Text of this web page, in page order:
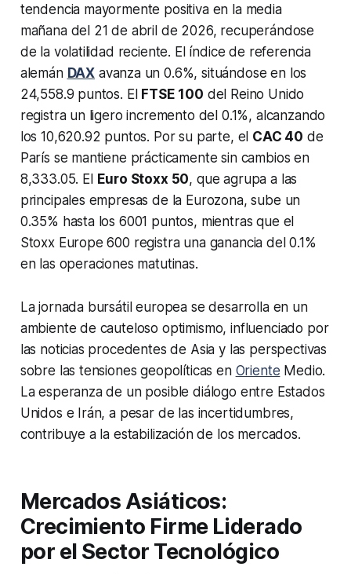
tendencia mayormente positiva en la media
mañana del 21 de abril de 2026, recuperándose
de la volatilidad reciente. El índice de referencia
alemán DAX avanza un 0.6%, situándose en los
24,558.9 puntos. El FTSE 100 del Reino Unido
registra un ligero incremento del 0.1%, alcanzando
los 10,620.92 puntos. Por su parte, el CAC 40 de
París se mantiene prácticamente sin cambios en
8,333.05. El Euro Stoxx 50, que agrupa a las
principales empresas de la Eurozona, sube un
0.35% hasta los 6001 puntos, mientras que el
Stoxx Europe 600 registra una ganancia del 0.1%
en las operaciones matutinas.
La jornada bursátil europea se desarrolla en un
ambiente de cauteloso optimismo, influenciado por
las noticias procedentes de Asia y las perspectivas
sobre las tensiones geopolíticas en Oriente Medio.
La esperanza de un posible diálogo entre Estados
Unidos e Irán, a pesar de las incertidumbres,
contribuye a la estabilización de los mercados.
Mercados Asiáticos:
Crecimiento Firme Liderado
por el Sector Tecnológico